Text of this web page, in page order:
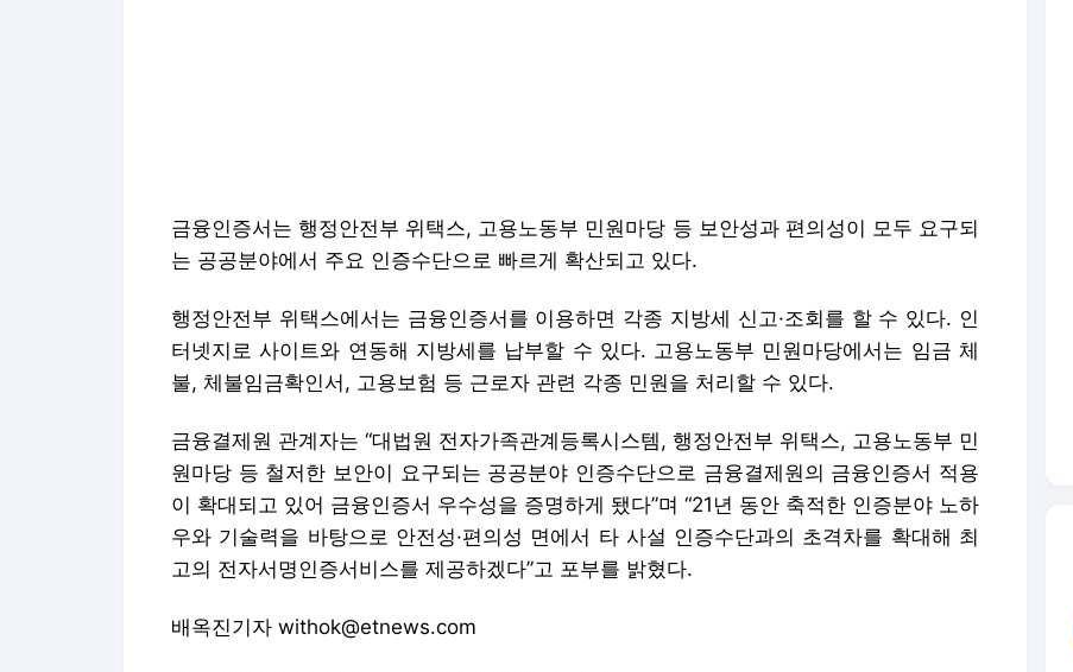
금융인증서는 행정안전부 위택스, 고용노동부 민원마당 등 보안성과 편의성이 모두 요구되
는 공공분야에서 주요 인증수단으로 빠르게 확산되고 있다.
행정안전부 위택스에서는 금융인증서를 이용하면 각종 지방세 신고·조회를 할 수 있다. 인
터넷지로 사이트와 연동해 지방세를 납부할 수 있다. 고용노동부 민원마당에서는 임금 체
불, 체불임금확인서, 고용보험 등 근로자 관련 각종 민원을 처리할 수 있다.
금융결제원 관계자는 “대법원 전자가족관계등록시스템, 행정안전부 위택스, 고용노동부 민
원마당 등 철저한 보안이 요구되는 공공분야 인증수단으로 금융결제원의 금융인증서 적용
이 확대되고 있어 금융인증서 우수성을 증명하게 됐다”며 “21년 동안 축적한 인증분야 노하
우와 기술력을 바탕으로 안전성·편의성 면에서 타 사설 인증수단과의 초격차를 확대해 최
고의 전자서명인증서비스를 제공하겠다”고 포부를 밝혔다.
배옥진기자 withok@etnews.com